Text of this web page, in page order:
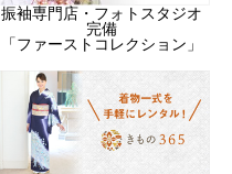
振袖専門店・フォトスタジオ
完備
「ファーストコレクション」